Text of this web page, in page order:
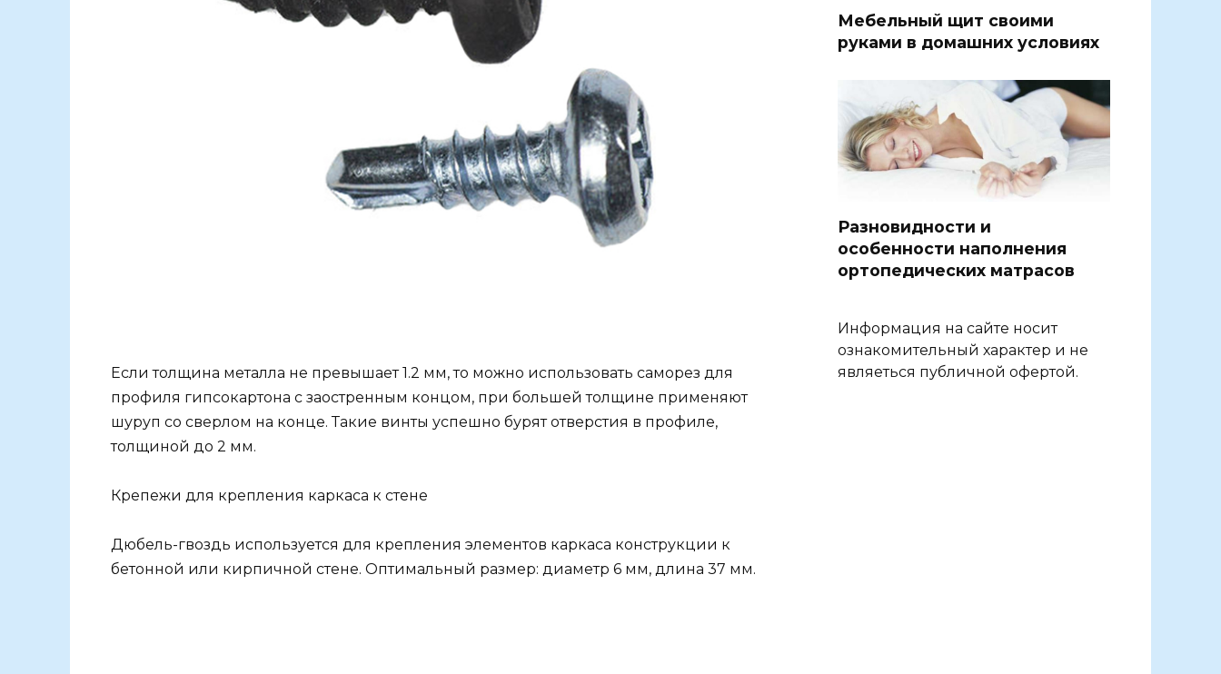
Если толщина металла не превышает 1.2 мм, то можно использовать саморез для
профиля гипсокартона с заостренным концом, при большей толщине применяют
шуруп со сверлом на конце. Такие винты успешно бурят отверстия в профиле,
толщиной до 2 мм.
Крепежи для крепления каркаса к стене
Дюбель-гвоздь используется для крепления элементов каркаса конструкции к
бетонной или кирпичной стене. Оптимальный размер: диаметр 6 мм, длина 37 мм.
Мебельный щит своими
руками в домашних условиях
Разновидности и
особенности наполнения
ортопедических матрасов
Информация на сайте носит
ознакомительный характер и не
являеться публичной офертой.